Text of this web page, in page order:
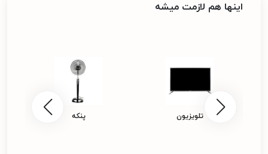
اینها هم لازمت میشه
تلویزیون پنکه